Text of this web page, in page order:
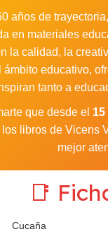
años de trayectoria,
en materiales
la calidad, la
ámbito educativo,
tanto a
que desde el
libros de Vicens
mejor
📑
Cucaña